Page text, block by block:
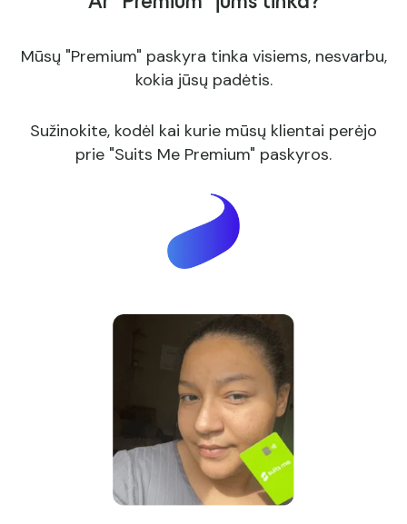
Mūsų "Premium" paskyra tinka visiems, nesvarbu,
kokia jūsų padėtis.
Sužinokite, kodėl kai kurie mūsų klientai perėjo
prie "Suits Me Premium" paskyros.